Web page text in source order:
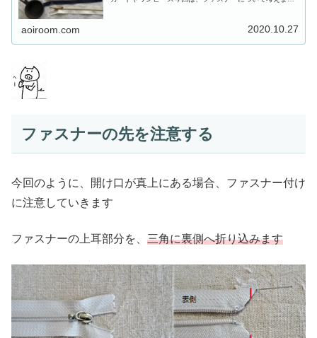
aoiroom.com 2020.10.27
ファスナーの先を注意する
今回のように、開け口が真上にある場合、ファスナー付け
に注意していきます
ファスナーの上耳部分を、 三角に裏側へ折り込みます